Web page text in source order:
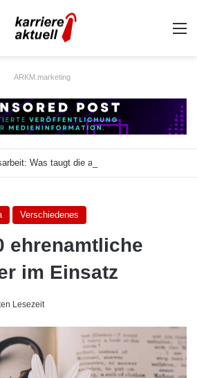
ARKM.marketing
Verschiedenes
ehrenamtliche
im Einsatz
Lesezeit